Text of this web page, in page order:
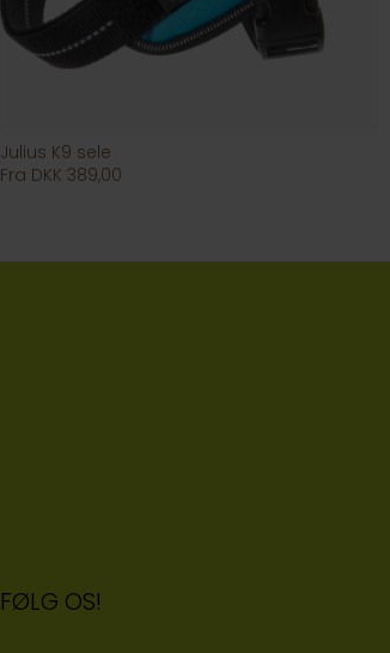
Julius K9 sele
Fra DKK 389,00
FØLG OS!